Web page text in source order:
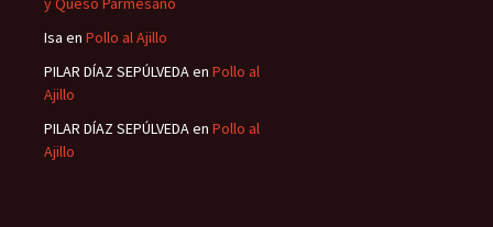
Isa en Pollo al Ajillo
PILAR DÍAZ SEPÚLVEDAen Pollo al
Ajillo
PILAR DÍAZ SEPÚLVEDAen Pollo al
Ajillo